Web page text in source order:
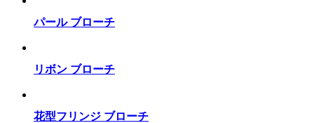
パール ブローチ
リボン ブローチ
花型フリンジ ブローチ